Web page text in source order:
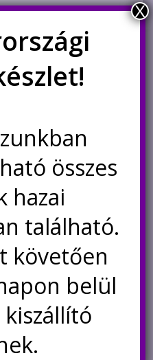
450FtOriginal
was:
450Ft.
310FtCurrent
price
is:
310Ft.
Kosárba teszem
Hobbi forrasztó ón
0.8mm/90cm
490 Ft
Nincs készleten
összes
hazai
található.
követően
belül
X